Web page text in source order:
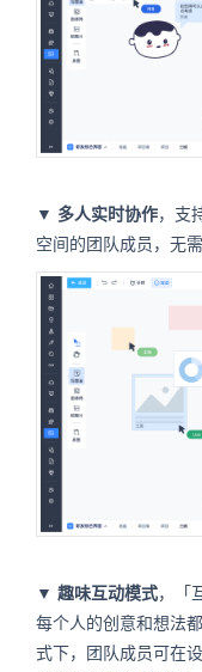
▼ 多人实时协作，支
空间的团队成员，无
▼ 趣味互动模式，「
每个人的创意和想法
式下，团队成员可在